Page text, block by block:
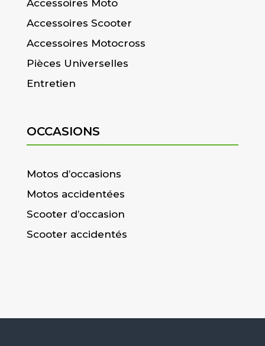
Accessoires Moto
Accessoires Scooter
Accessoires Motocross
Pièces Universelles
Entretien
OCCASIONS
Motos d’occasions
Motos accidentées
Scooter d’occasion
Scooter accidentés